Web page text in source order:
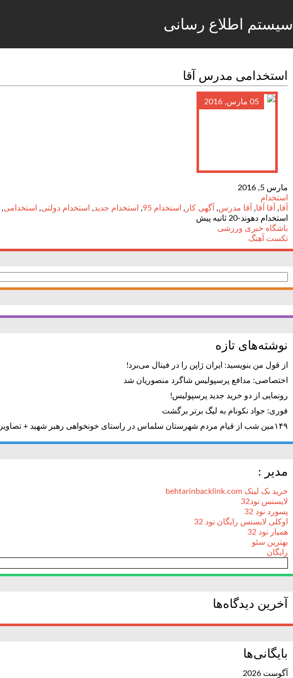
سیستم اطلاع رسانی
استخدامی مدرس آقا
05 مارس, 2016
مارس 5, 2016
استخدام
آقا, آقا آقا, آقا مدرس, آگهی کار , استخدام 95 , استخدام جدید, استخدام دولتی, استخدامی,
استخدام دهوند-20 ثانیه پیش
باشگاه خبری ورزشی
تکست آهنگ
برای:
نوشته‌های تازه
از قول من بنویسید: ایران ژاپن را در فینال می‌برد!
اختصاصی: مدافع پرسپولیس شاگرد منصوریان شد
رونمایی از دو خرید جدید پرسپولیس!
فوری: جواد نکونام به لیگ برتر برگشت
۱۴۹مین شب از قیام مردم شهرستان سلماس در راستای خونخواهی رهبر شهید + تصاویر
مدیر :
خرید بک لینک behtarinbacklink.com
لایسنس نود32
پسورد نود 32
اوکلی لایسنس رایگان نود 32
همیار نود 32
بهترین سئو
رایگان
آخرین دیدگاه‌ها
بایگانی‌ها
آگوست 2026